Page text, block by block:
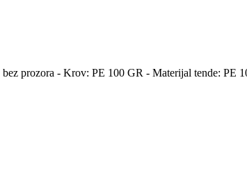
prozora - Krov: PE 100 GR - Materijal tende: PE